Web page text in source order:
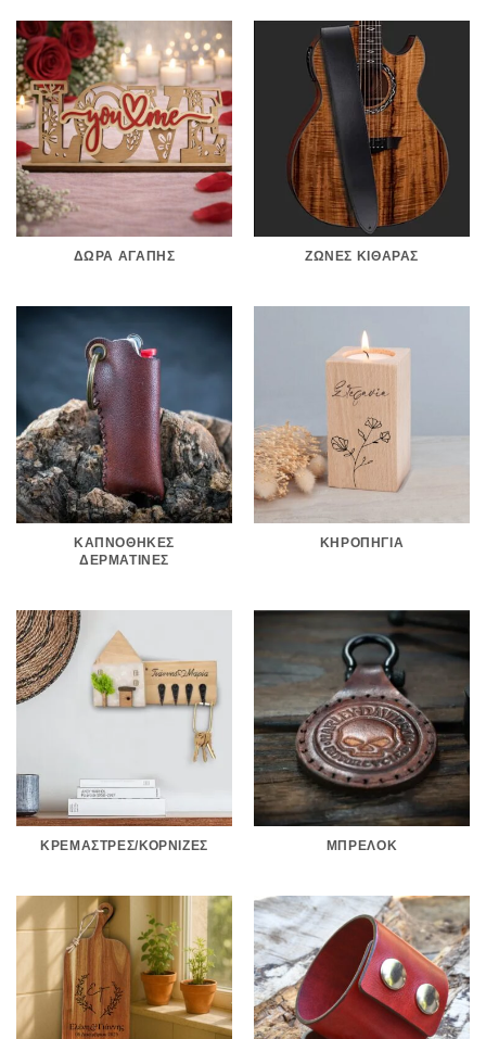
ΔΏΡΑ ΑΓΆΠΗΣ ΖΏΝΕΣ ΚΙΘΆΡΑΣ
ΚΑΠΝΟΘΉΚΕΣ
ΔΕΡΜΆΤΙΝΕΣ
ΚΗΡΟΠΉΓΙΑ
ΚΡΕΜΆΣΤΡΕΣ/ΚΟΡΝΊΖΕΣ ΜΠΡΕΛΌΚ